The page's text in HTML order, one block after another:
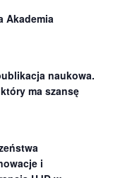
Akademia
naukowa.
ma szansę
i